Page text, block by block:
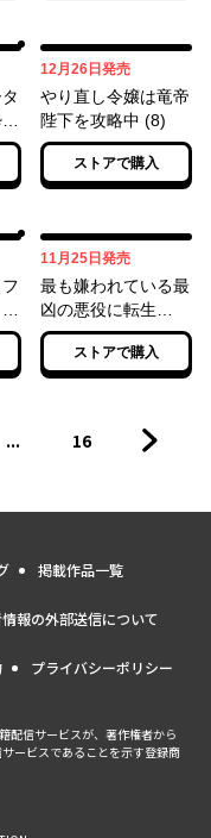
12月26日 12月26日
発売
やり直し令嬢は竜帝
陛下を攻略中 (8)
ストアで購入
11月25日 11月25日
発売
最も嫌われている最
凶の悪役に転生
（2）
ストアで購入
...
16
掲載作品一覧
報の外部送信について
プライバシーポリシー
配信サービスが、著作権者から
ービスであることを示す登録商